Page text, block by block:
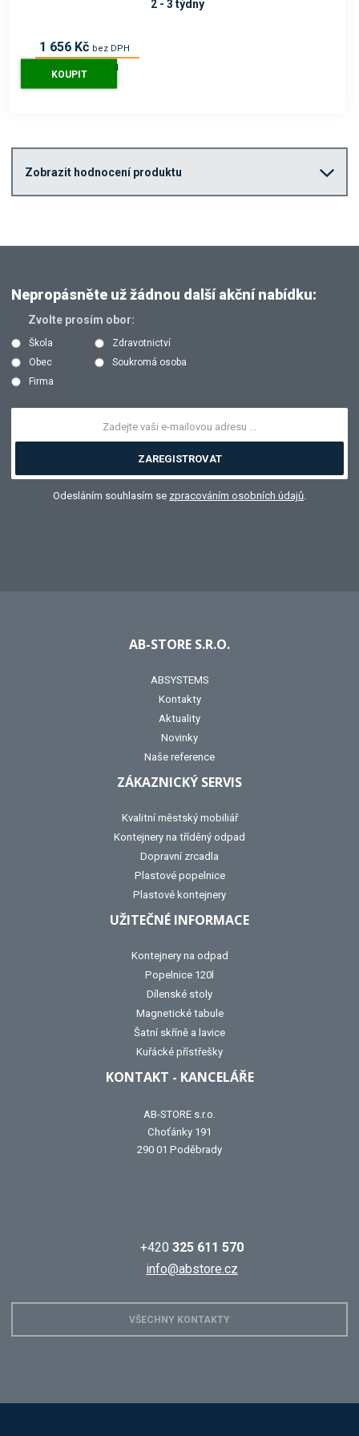
1 656 Kč bez DPH
s DPH
2 - 3 týdny
KOUPIT
Zobrazit hodnocení produktu
Nepropásněte už žádnou další akční nabídku:
Zvolte prosím obor:
Škola
Zdravotnictví
Obec
Soukromá osoba
Firma
ZAREGISTROVAT
Odesláním souhlasím se zpracováním osobních údajů
AB-STORE S.R.O.
ABSYSTEMS
Kontakty
Aktuality
Novinky
Naše reference
ZÁKAZNICKÝ SERVIS
Kvalitní městský mobiliář
Kontejnery na tříděný odpad
Dopravní zrcadla
Plastové popelnice
Plastové kontejnery
UŽITEČNÉ INFORMACE
Kontejnery na odpad
Popelnice 120l
Dílenské stoly
Magnetické tabule
Šatní skříně a lavice
Kuřácké přístřešky
KONTAKT - KANCELÁŘE
AB-STORE s.r.o.
Choťánky 191
290 01 Poděbrady
+420 325 611 570
info@abstore.cz
VŠECHNY KONTAKTY